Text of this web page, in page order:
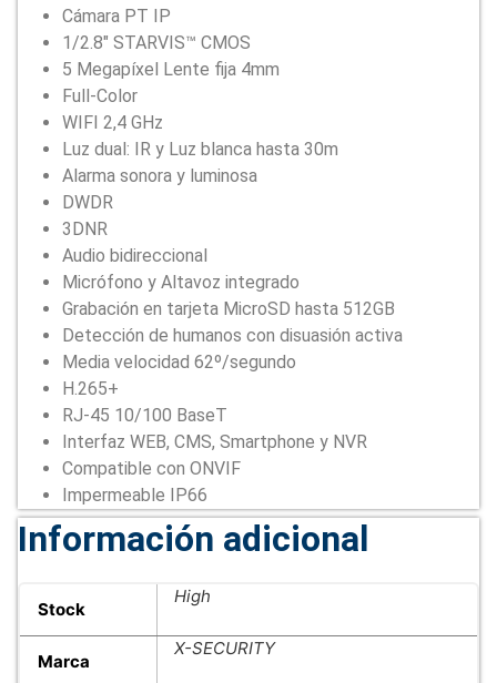
Cámara PT IP
1/2.8″ STARVIS™ CMOS
5 Megapíxel Lente fija 4mm
Full-Color
WIFI 2,4 GHz
Luz dual: IR y Luz blanca hasta 30m
Alarma sonora y luminosa
DWDR
3DNR
Audio bidireccional
Micrófono y Altavoz integrado
Grabación en tarjeta MicroSD hasta 512GB
Detección de humanos con disuasión activa
Media velocidad 62º/segundo
H.265+
RJ-45 10/100 BaseT
Interfaz WEB, CMS, Smartphone y NVR
Compatible con ONVIF
Impermeable IP66
Información adicional
Stock
High
Marca
X-SECURITY